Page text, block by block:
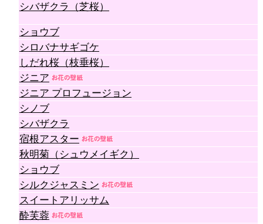
シバザクラ（芝桜）
ショウブ
シロバナサギゴケ
しだれ桜（枝垂桜）
ジニア
ジニア プロフュージョン
シノブ
シバザクラ
宿根アスター
秋明菊（シュウメイギク）
ショウブ
シルクジャスミン
スイートアリッサム
酔芙蓉